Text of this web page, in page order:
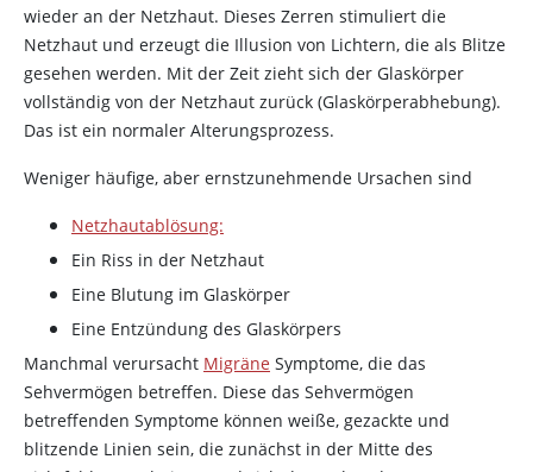
wieder an der Netzhaut. Dieses Zerren stimuliert die
Netzhaut und erzeugt die Illusion von Lichtern, die als Blitze
gesehen werden. Mit der Zeit zieht sich der Glaskörper
vollständig von der Netzhaut zurück (Glaskörperabhebung).
Das ist ein normaler Alterungsprozess.
Weniger häufige, aber ernstzunehmende Ursachen sind
Netzhautablösung:
Ein Riss in der Netzhaut
Eine Blutung im Glaskörper
Eine Entzündung des Glaskörpers
Manchmal verursacht Migräne Symptome, die das
Sehvermögen betreffen. Diese das Sehvermögen
betreffenden Symptome können weiße, gezackte und
blitzende Linien sein, die zunächst in der Mitte des